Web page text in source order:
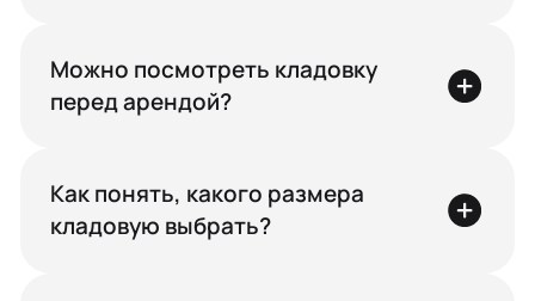
Можно посмотреть кладовку
перед арендой?
Как понять, какого размера
кладовую выбрать?